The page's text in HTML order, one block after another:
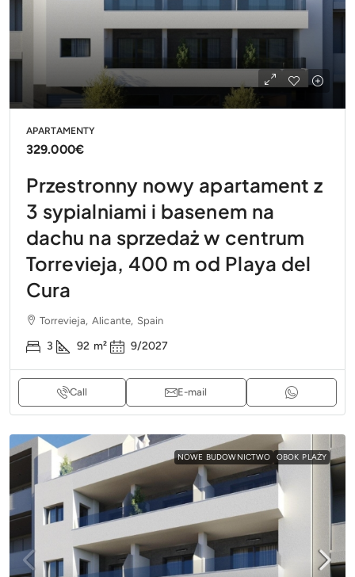
APARTAMENTY
329.000€
Przestronny nowy apartament z
3 sypialniami i basenem na
dachu na sprzedaż w centrum
Torrevieja, 400 m od Playa del
Cura
Torrevieja, Alicante, Spain
3 92 m² 9/2027
Call E-mail
NOWE BUDOWNICTWO OBOK PLAŻY